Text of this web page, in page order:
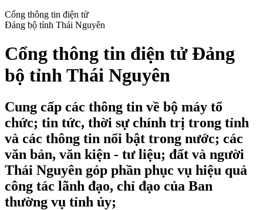
Cổng thông tin điện tử
Đảng bộ tỉnh Thái Nguyên
Cổng thông tin điện tử Đảng
bộ tỉnh Thái Nguyên
Cung cấp các thông tin về bộ máy tổ
chức; tin tức, thời sự chính trị trong tỉnh
và các thông tin nổi bật trong nước; các
văn bản, văn kiện - tư liệu; đất và người
Thái Nguyên góp phần phục vụ hiệu quả
công tác lãnh đạo, chỉ đạo của Ban
thường vụ tỉnh ủy;